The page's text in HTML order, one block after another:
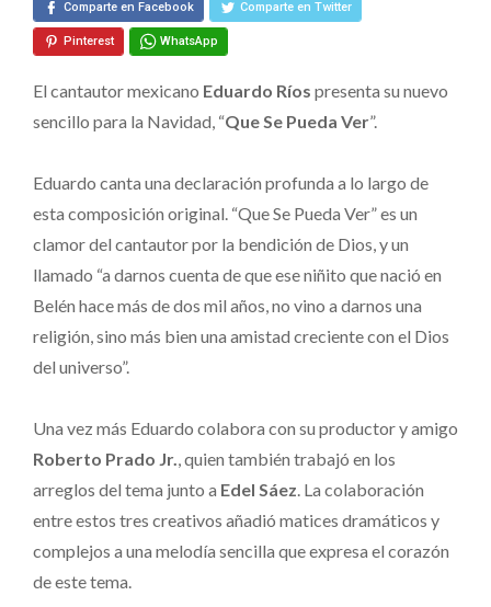
Comparte en Facebook Comparte en Twitter
Pinterest WhatsApp
El cantautor mexicano Eduardo Ríos presenta su nuevo
sencillo para la Navidad, “Que Se Pueda Ver”.
Eduardo canta una declaración profunda a lo largo de
esta composición original. “Que Se Pueda Ver” es un
clamor del cantautor por la bendición de Dios, y un
llamado “a darnos cuenta de que ese niñito que nació en
Belén hace más de dos mil años, no vino a darnos una
religión, sino más bien una amistad creciente con el Dios
del universo”.
Una vez más Eduardo colabora con su productor y amigo
Roberto Prado Jr., quien también trabajó en los
arreglos del tema junto a Edel Sáez. La colaboración
entre estos tres creativos añadió matices dramáticos y
complejos a una melodía sencilla que expresa el corazón
de este tema.